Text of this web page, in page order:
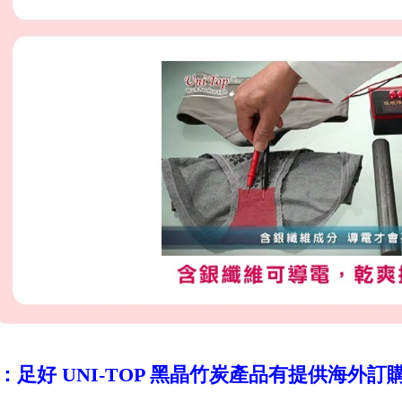
足好 UNI-TOP 黑晶竹炭產品有提供海外訂